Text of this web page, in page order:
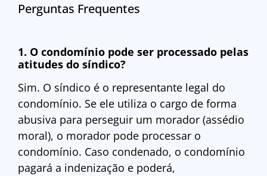
Perguntas Frequentes
1. O condomínio pode ser processado pelas
atitudes do síndico?
Sim. O síndico é o representante legal do
condomínio. Se ele utiliza o cargo de forma
abusiva para perseguir um morador (assédio
moral), o morador pode processar o
condomínio. Caso condenado, o condomínio
pagará a indenização e poderá,